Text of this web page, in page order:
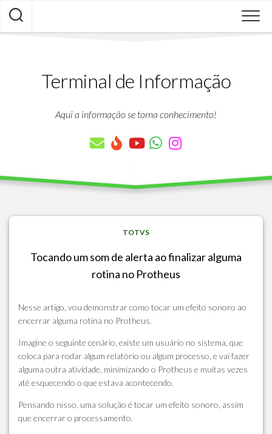
Skip
content
Terminal de Informação
Aqui a informação se torna conhecimento!
TOTVS
Tocando um som de alerta ao finalizar alguma
rotina no Protheus
Nesse artigo, vou demonstrar como tocar um efeito sonoro ao
encerrar alguma rotina no Protheus.
Imagine o seguinte cenário, existe um usuário no sistema, que
coloca para rodar algum relatório ou algum processo, e vai fazer
alguma outra atividade, minimizando o Protheus e muitas vezes
até esquecendo o que estava acontecendo.
Pensando nisso, uma solução é tocar um efeito sonoro, assim
que encerrar o processamento.